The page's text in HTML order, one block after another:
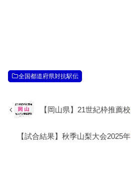
全国都道府県対抗駅伝
【岡山県】21世紀枠推薦校
【試合結果】秋季山梨大会2025年